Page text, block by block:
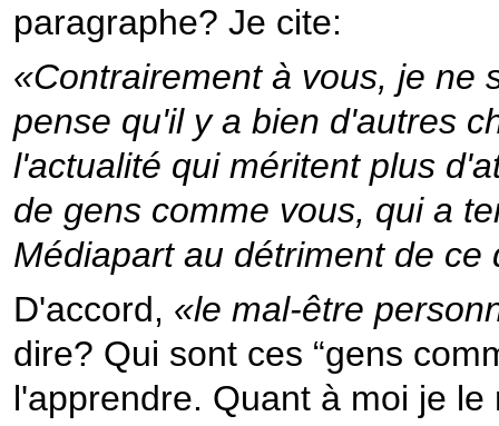
paragraphe? Je cite:
«Contrairement à vous, je ne
pense qu'il y a bien d'autres
l'actualité qui méritent plus
de gens comme vous, qui a
Médiapart au détriment de
D'accord, «le mal-être
dire? Qui sont ces “gens
l'apprendre. Quant à moi je